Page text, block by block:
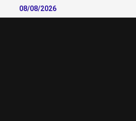
to
08/08/2026